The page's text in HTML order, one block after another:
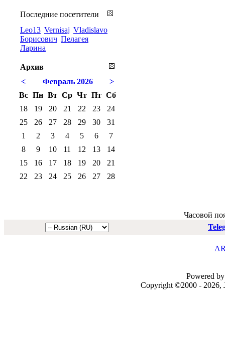
Последние посетители
Leo13 Vernisaj Vladislavo
Борисович Пелагея
Ларина
Архив
<
>
Февраль 2026
Вс Пн Вт Ср Чт Пт Сб
18
19 20 21 22 23
24
25
26 27 28 29 30
31
1
2 3 4 5 6
7
8
9 10 11 12 13
14
15
16 17 18 19 20
21
22
23 24 25 26 27 28
Часовой
Powered
Copyright ©2000 - 2026,